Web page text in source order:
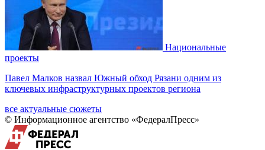
Национальные
проекты
Павел Малков назвал Южный обход Рязани одним из
ключевых инфраструктурных проектов региона
все актуальные сюжеты
© Информационное агентство «ФедералПресс»